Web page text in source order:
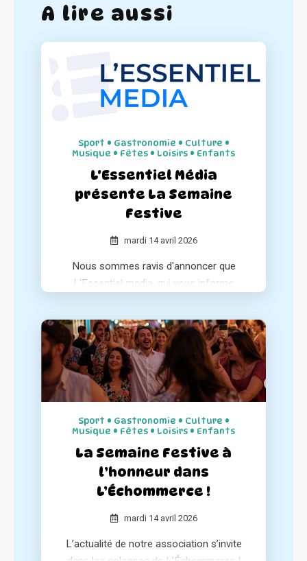
A lire aussi
Sport • Gastronomie • Culture •
Musique • Fêtes • Loisirs • Enfants
L'Essentiel Média
présente La Semaine
Festive
mardi 14 avril 2026
Nous sommes ravis d'annoncer que
L'Essentiel media, qui vous informe
positive de votre région, a consacré un
article à notre association au sein de ses
différentes éditions.
Sport • Gastronomie • Culture •
Musique • Fêtes • Loisirs • Enfants
La Semaine Festive à
l’honneur dans
L’Échommerce !
mardi 14 avril 2026
L’actualité de notre association s’invite